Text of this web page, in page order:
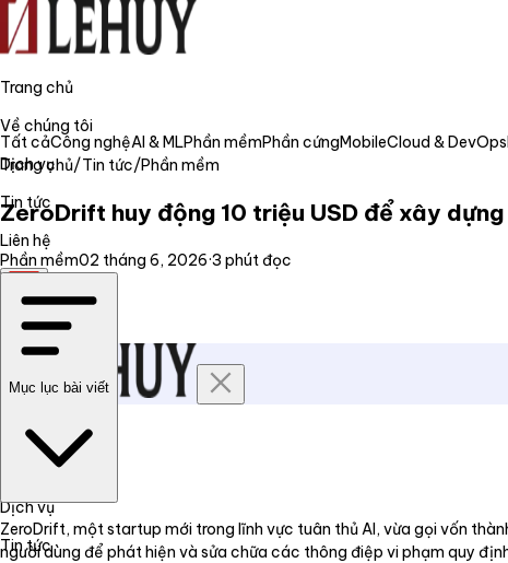
Trang chủ
Về chúng tôi
Dịch vụ
Tin tức
Liên hệ
Trang chủ
Về chúng tôi
Dịch vụ
Tin tức
Tất cảCông nghệAI & MLPhần mềmPhần cứngMobileCloud & DevOps
Trang chủ/Tin tức/Phần mềm
ZeroDrift huy động 10 triệu USD để xây
Phần mềm02 tháng 6, 2026·3 phút đọc
Mục lục bài viết
ZeroDrift, một startup mới trong lĩnh vực tuân thủ AI, vừa gọi vốn
người dùng để phát hiện và sửa chữa các thông điệp vi phạm quy định